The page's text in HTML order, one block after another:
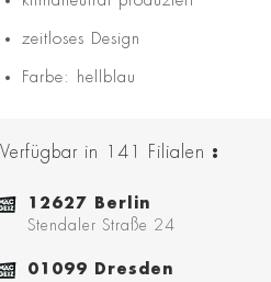
zeitloses Design
Farbe: hellblau
Verfügbar in 141 Filialen :
12627 Berlin
Stendaler Straße 24
01099 Dresden